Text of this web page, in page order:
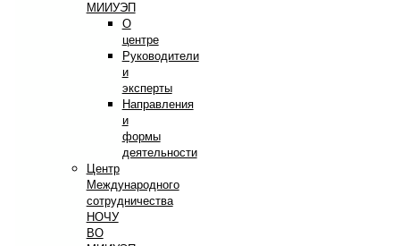
МИИУЭП
О
центре
Руководители
и
эксперты
Направления
и
формы
деятельности
Центр
Международного
сотрудничества
НОЧУ
ВО